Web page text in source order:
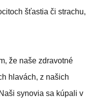
šťastia či strachu,
že naše zdravotné
hlavách, z našich
synovia sa kúpali v